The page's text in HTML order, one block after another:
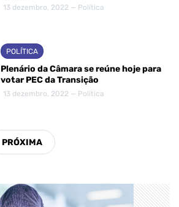
13 dezembro, 2022 — Política
POLÍTICA
Plenário da Câmara se reúne hoje para
votar PEC da Transição
13 dezembro, 2022 — Política